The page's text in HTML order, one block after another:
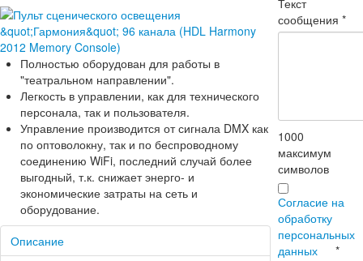
Полностью оборудован для работы в
"театральном направлении".
Легкость в управлении, как для технического
персонала, так и пользователя.
Управление производится от сигнала DMX как
по оптоволокну, так и по беспроводному
соединению WiFi, последний случай более
выгодный, т.к. снижает энерго- и
экономические затраты на сеть и
оборудование.
Описание
Текст
сообщения*
1000
максимум
символов
Согласие на
обработку
персональных
данных
*